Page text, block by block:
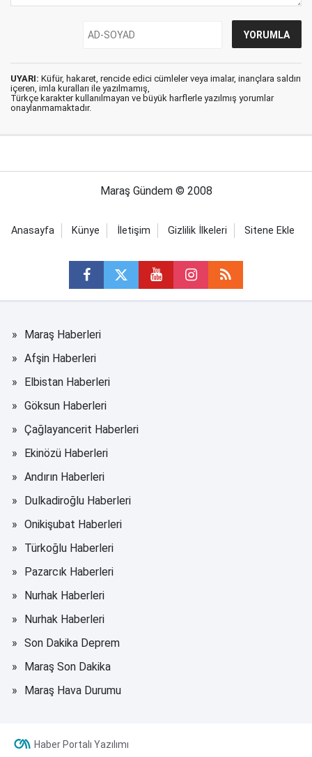
UYARI: Küfür, hakaret, rencide edici cümleler veya imalar, inançlara saldırı
içeren, imla kuralları ile yazılmamış,
Türkçe karakter kullanılmayan ve büyük harflerle yazılmış yorumlar
onaylanmamaktadır.
Maraş Gündem © 2008
Anasayfa Künye İletişim Gizlilik İlkeleri Sitene Ekle
Maraş Haberleri
Afşin Haberleri
Elbistan Haberleri
Göksun Haberleri
Çağlayancerit Haberleri
Ekinözü Haberleri
Andırın Haberleri
Dulkadiroğlu Haberleri
Onikişubat Haberleri
Türkoğlu Haberleri
Pazarcık Haberleri
Nurhak Haberleri
Nurhak Haberleri
Son Dakika Deprem
Maraş Son Dakika
Maraş Hava Durumu
Haber Portalı Yazılımı